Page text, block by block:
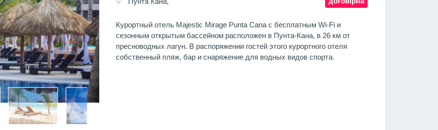
Курортный отель Majestic Mirage Punta Cana с бесплатным Wi-Fi и
сезонным открытым бассейном расположен в Пунта-Кана, в 26 км от
пресноводных лагун. В распоряжении гостей этого курортного отеля
собственный пляж, бар и снаряжение для водных видов спорта.